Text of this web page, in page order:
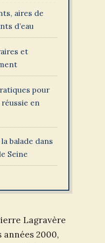
aires de
d’eau
et
pour
en
balade dans
Seine
Lagravère
2000,